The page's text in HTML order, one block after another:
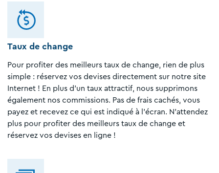
Taux de change
Pour profiter des meilleurs taux de change, rien de plus
simple : réservez vos devises directement sur notre site
Internet ! En plus d'un taux attractif, nous supprimons
également nos commissions. Pas de frais cachés, vous
payez et recevez ce qui est indiqué à l'écran. N'attendez
plus pour profiter des meilleurs taux de change et
réservez vos devises en ligne !